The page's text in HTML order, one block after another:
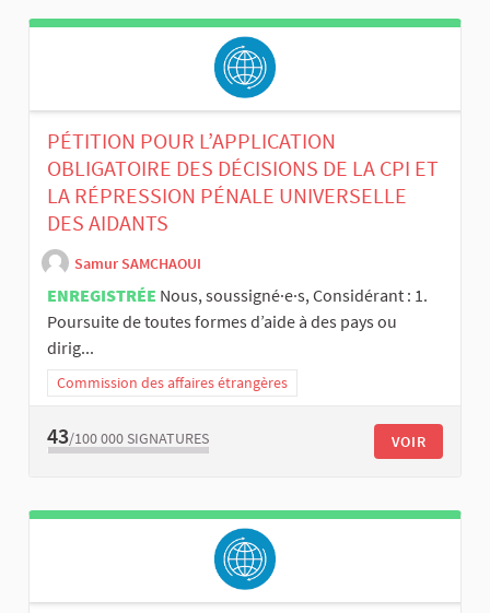
PÉTITION POUR L’APPLICATION
OBLIGATOIRE DES DÉCISIONS DE LA CPI ET
LA RÉPRESSION PÉNALE UNIVERSELLE
DES AIDANTS
Samur SAMCHAOUI
ENREGISTRÉE Nous, soussigné·e·s, Considérant : 1.
Poursuite de toutes formes d’aide à des pays ou
dirig...
Commission des affaires étrangères
43/100 000 SIGNATURES VOIR